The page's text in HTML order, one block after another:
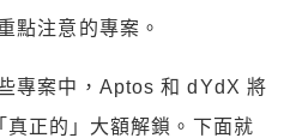
點注意的專案。
專案中，Aptos 和 dYdX 將
正的」大額解鎖。下面就